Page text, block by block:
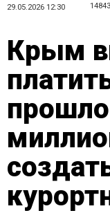
29.05.2026 12:30 14843
Крым